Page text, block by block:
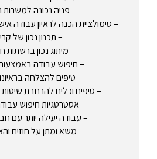
– פניה נכונה למשרות
– סימולציית הכנה לראיון עבודה
– תכנון נכון של
– מיתוג נכון ברשתות
– חיפוש עבודה באמצעות
– טיפים להצלחה
– טיפים וכלים להרחבת
– אסטרטגיות חיפוש
– עבודה יעילה יותר עם
– משא ומתן על חוזים